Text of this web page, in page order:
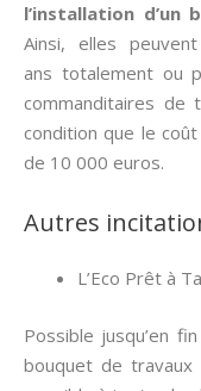
l’installation d’un
Ainsi, elles
ans totalement ou
commanditaires de
condition que le
de 10 000 euros.
Autres
L’Eco Prêt à
Possible jusqu’en
bouquet de